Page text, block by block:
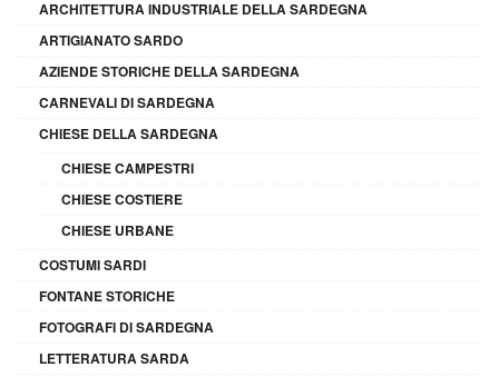
ARCHITETTURA INDUSTRIALE DELLA SARDEGNA
ARTIGIANATO SARDO
AZIENDE STORICHE DELLA SARDEGNA
CARNEVALI DI SARDEGNA
CHIESE DELLA SARDEGNA
CHIESE CAMPESTRI
CHIESE COSTIERE
CHIESE URBANE
COSTUMI SARDI
FONTANE STORICHE
FOTOGRAFI DI SARDEGNA
LETTERATURA SARDA